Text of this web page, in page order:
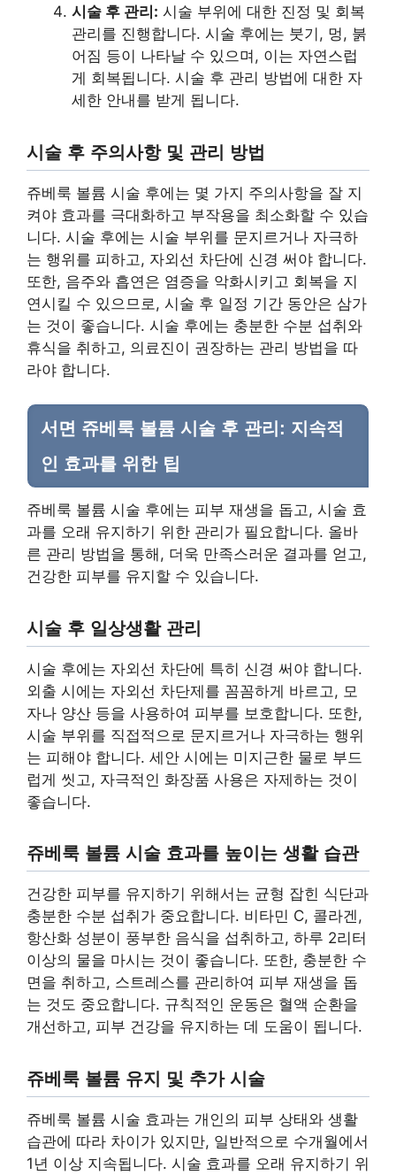
시술 후 관리: 시술 부위에 대한 진정 및 회복
관리를 진행합니다. 시술 후에는 붓기, 멍, 붉
어짐 등이 나타날 수 있으며, 이는 자연스럽
게 회복됩니다. 시술 후 관리 방법에 대한 자
세한 안내를 받게 됩니다.
시술 후 주의사항 및 관리 방법
쥬베룩 볼륨 시술 후에는 몇 가지 주의사항을 잘 지
켜야 효과를 극대화하고 부작용을 최소화할 수 있습
니다. 시술 후에는 시술 부위를 문지르거나 자극하
는 행위를 피하고, 자외선 차단에 신경 써야 합니다.
또한, 음주와 흡연은 염증을 악화시키고 회복을 지
연시킬 수 있으므로, 시술 후 일정 기간 동안은 삼가
는 것이 좋습니다. 시술 후에는 충분한 수분 섭취와
휴식을 취하고, 의료진이 권장하는 관리 방법을 따
라야 합니다.
서면 쥬베룩 볼륨 시술 후 관리: 지속적
인 효과를 위한 팁
쥬베룩 볼륨 시술 후에는 피부 재생을 돕고, 시술 효
과를 오래 유지하기 위한 관리가 필요합니다. 올바
른 관리 방법을 통해, 더욱 만족스러운 결과를 얻고,
건강한 피부를 유지할 수 있습니다.
시술 후 일상생활 관리
시술 후에는 자외선 차단에 특히 신경 써야 합니다.
외출 시에는 자외선 차단제를 꼼꼼하게 바르고, 모
자나 양산 등을 사용하여 피부를 보호합니다. 또한,
시술 부위를 직접적으로 문지르거나 자극하는 행위
는 피해야 합니다. 세안 시에는 미지근한 물로 부드
럽게 씻고, 자극적인 화장품 사용은 자제하는 것이
좋습니다.
쥬베룩 볼륨 시술 효과를 높이는 생활 습관
건강한 피부를 유지하기 위해서는 균형 잡힌 식단과
충분한 수분 섭취가 중요합니다. 비타민 C, 콜라겐,
항산화 성분이 풍부한 음식을 섭취하고, 하루 2리터
이상의 물을 마시는 것이 좋습니다. 또한, 충분한 수
면을 취하고, 스트레스를 관리하여 피부 재생을 돕
는 것도 중요합니다. 규칙적인 운동은 혈액 순환을
개선하고, 피부 건강을 유지하는 데 도움이 됩니다.
쥬베룩 볼륨 유지 및 추가 시술
쥬베룩 볼륨 시술 효과는 개인의 피부 상태와 생활
습관에 따라 차이가 있지만, 일반적으로 수개월에서
1년 이상 지속됩니다. 시술 효과를 오래 유지하기 위